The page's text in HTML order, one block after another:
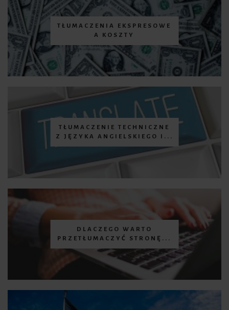
TŁUMACZENIA EKSPRESOWE
A KOSZTY
TŁUMACZENIE TECHNICZNE
Z JĘZYKA ANGIELSKIEGO I...
DLACZEGO WARTO
PRZETŁUMACZYĆ STRONĘ...